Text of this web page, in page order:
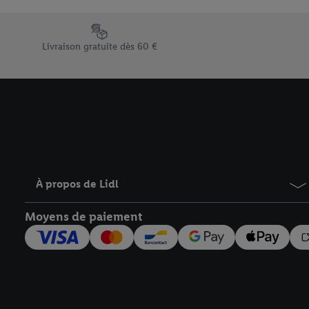
Élément du pied de page avec les différents arguments de
Livraison gratuite dès 60 €
À propos de Lidl
Moyens de paiement
informations sur la